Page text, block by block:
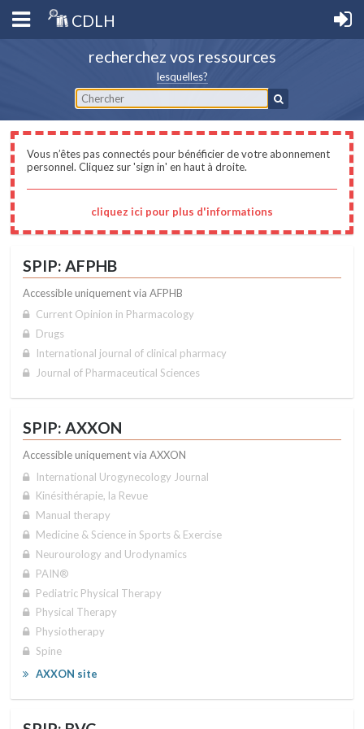
CDLH
recherchez vos ressources
lesquelles?
Vous n’êtes pas connectés pour bénéficier de votre abonnement
personnel. Cliquez sur 'sign in' en haut à droite.
cliquez ici pour plus d'informations
SPIP: AFPHB
Accessible uniquement via AFPHB
Current Opinion in Pharmacology
Drugs
International journal of clinical pharmacy
Journal of Pharmaceutical Sciences
SPIP: AXXON
Accessible uniquement via AXXON
International Urogynecology Journal
Kinésithérapie, la Revue
Manual therapy
Medicine & Science in Sports & Exercise
Neurourology and Urodynamics
PAIN®
Pediatric Physical Therapy
Physical Therapy
Physiotherapy
Spine
AXXON site